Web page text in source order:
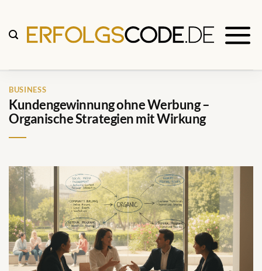
Inhalt
springen
BUSINESS
Kundengewinnung ohne Werbung –
Organische Strategien mit Wirkung